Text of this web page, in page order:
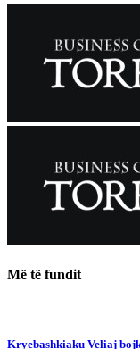
Më të fundit
Kryebashkiaku Veliaj